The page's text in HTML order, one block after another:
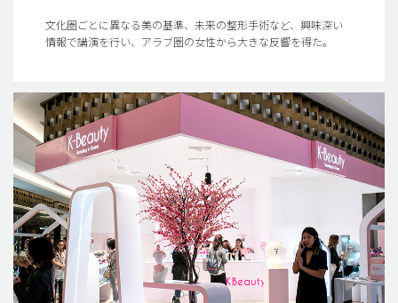
文化圏ごとに異なる美の基準、未来の整形手術など、興味深い
情報で講演を行い、アラブ圏の女性から大きな反響を得た。